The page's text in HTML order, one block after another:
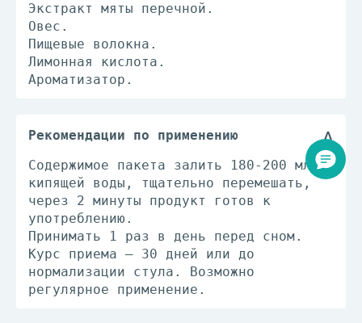
Экстракт мяты перечной.
Овес.
Пищевые волокна.
Лимонная кислота.
Ароматизатор.
Рекомендации по применению
Содержимое пакета залить 180-200 мл
кипящей воды, тщательно перемешать,
через 2 минуты продукт готов к
употреблению.
Принимать 1 раз в день перед сном.
Курс приема – 30 дней или до
нормализации стула. Возможно
регулярное применение.